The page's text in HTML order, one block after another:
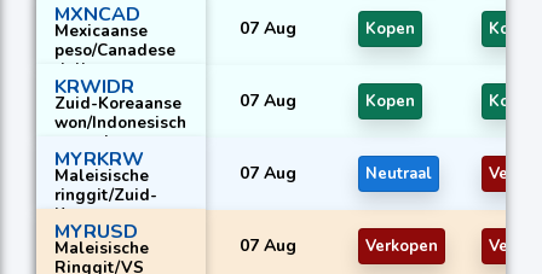
MXNCAD
Mexicaanse
peso/Canadese
dollar
07 Aug Kopen Kopen
KRWIDR
Zuid-Koreaanse
won/Indonesisch
e roepia
07 Aug Kopen Kopen
MYRKRW
Maleisische
ringgit/Zuid-
Koreaanse won
07 Aug Neutraal
MYRUSD
Maleisische
Ringgit/VS
07 Aug Verkopen